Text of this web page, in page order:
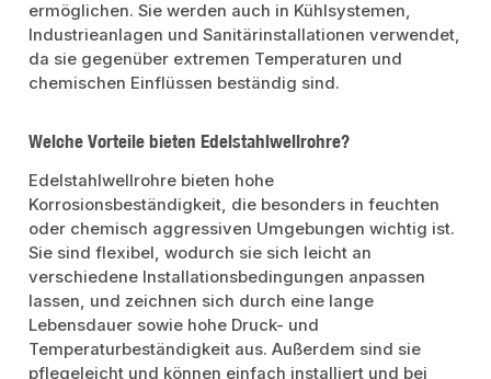
ermöglichen. Sie werden auch in Kühlsystemen,
Industrieanlagen und Sanitärinstallationen verwendet,
da sie gegenüber extremen Temperaturen und
chemischen Einflüssen beständig sind.
Welche Vorteile bieten Edelstahlwellrohre?
Edelstahlwellrohre bieten hohe
Korrosionsbeständigkeit, die besonders in feuchten
oder chemisch aggressiven Umgebungen wichtig ist.
Sie sind flexibel, wodurch sie sich leicht an
verschiedene Installationsbedingungen anpassen
lassen, und zeichnen sich durch eine lange
Lebensdauer sowie hohe Druck- und
Temperaturbeständigkeit aus. Außerdem sind sie
pflegeleicht und können einfach installiert und bei